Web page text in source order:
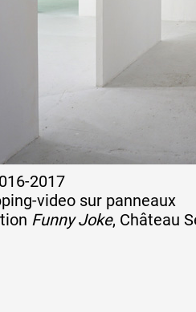
2017
video sur panneaux
Funny Joke, Château